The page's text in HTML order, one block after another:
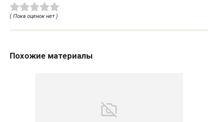
( Пока оценок нет )
Похожие материалы